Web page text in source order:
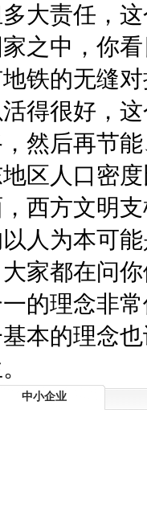
大责任，
之中，你
铁的无缝
得很好，
然后再节
区人口密
西方文明
人为本可
家都在问
的理念非
本的理念
中小企业